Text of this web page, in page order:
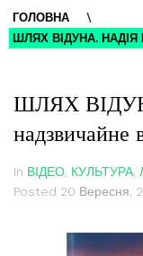
ГОЛОВНА
\
ШЛЯХ ВІДУНА.
ШЛЯХ
надзвичайне
In ВІДЕО КУЛЬТУРА
Posted 20 Вересня,